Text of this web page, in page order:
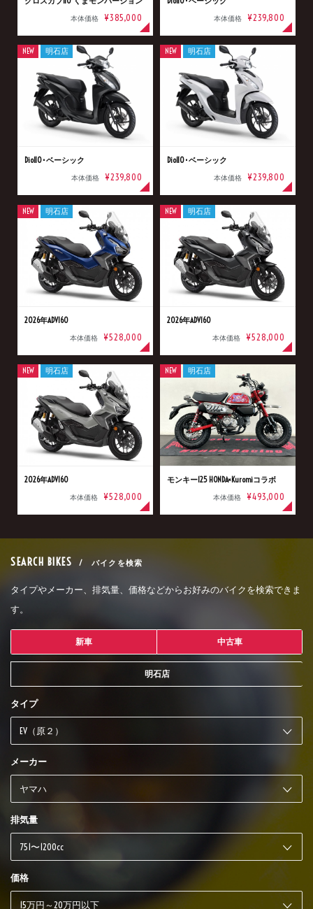
本体価格 ¥385,000 本体価格 ¥239,800
Dio110･ベーシック
本体価格 ¥239,800
NEW 明石店
Dio110･ベーシック
本体価格 ¥239,800
NEW 明石店
2026年ADV160
本体価格 ¥528,000
NEW 明石店
2026年ADV160
本体価格 ¥528,000
NEW 明石店
2026年ADV160
本体価格 ¥528,000
NEW 明石店
モンキー125 HONDA×Kuromiコラボ
本体価格 ¥493,000
NEW 明石店
SEARCH BIKES / バイクを検索
タイプやメーカー、排気量、価格などからお好みのバイクを検索できま
す。
新車 中古車
明石店
タイプ
メーカー
排気量
価格